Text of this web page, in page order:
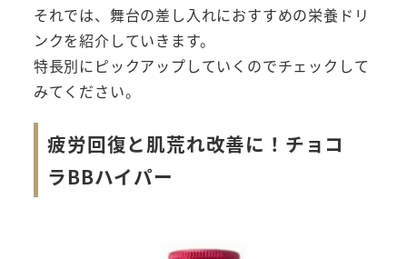
それでは、舞台の差し入れにおすすめの栄養ドリ
ンクを紹介していきます。
特長別にピックアップしていくのでチェックして
みてください。
疲労回復と肌荒れ改善に！チョコ
ラBBハイパー